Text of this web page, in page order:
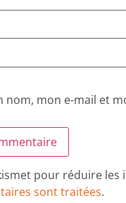
nom, mon e-mail et
pour réduire les
sont traitées.